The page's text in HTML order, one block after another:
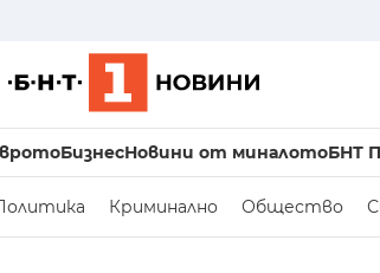
БизнесНовини от миналотоБНТ
Криминално Общество